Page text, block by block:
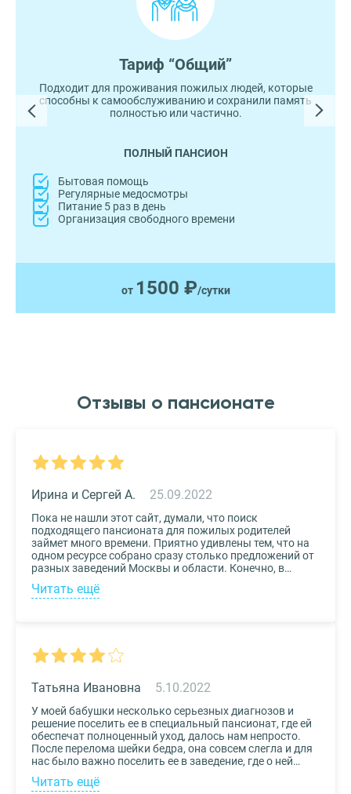
Тариф “Общий”
Подходит для проживания пожилых людей, которые
способны к самообслуживанию и сохранили память
полностью или частично.
ПОЛНЫЙ ПАНСИОН
Бытовая помощь
Регулярные медосмотры
Питание 5 раз в день
Организация свободного времени
от 1500 ₽/сутки
Отзывы о пансионате
25.09.2022
Ирина и Сергей А.
Пока не нашли этот сайт, думали, что поиск
подходящего пансионата для пожилых родителей
займет много времени. Приятно удивлены тем, что на
одном ресурсе собрано сразу столько предложений от
разных заведений Москвы и области. Конечно, в
приоритете был выбор по месту расположения –
хотелось бы, чтоб пансионат находился недалеко от
подробная, что определиться на наиболее подходящем
сервис!
Читать ещё
5.10.2022
Татьяна Ивановна
У моей бабушки несколько серьезных диагнозов и
решение поселить ее в специальный пансионат, где ей
обеспечат полноценный уход, далось нам непросто.
После перелома шейки бедра, она совсем слегла и для
нас было важно поселить ее в заведение, где о ней
будут заботиться круглосуточно. Остановили выбор
на реабилитационном центре Медвежьи Озера
Читать ещё